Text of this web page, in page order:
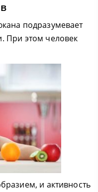
подразумевает
При этом человек
и активность